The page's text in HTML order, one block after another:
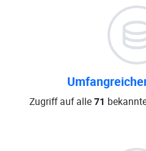
Zugriff auf alle71